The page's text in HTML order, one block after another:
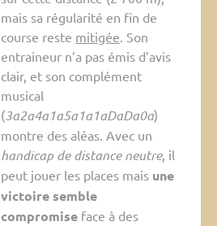
mais sa régularité en fin de
course reste mitigée. Son
entraineur n’a pas émis d’avis
clair, et son complément
musical
(3a2a4a1a5a1a1aDaDa0a)
montre des aléas. Avec un
handicap de distance neutre, il
peut jouer les places mais une
victoire semble
compromiseface à des